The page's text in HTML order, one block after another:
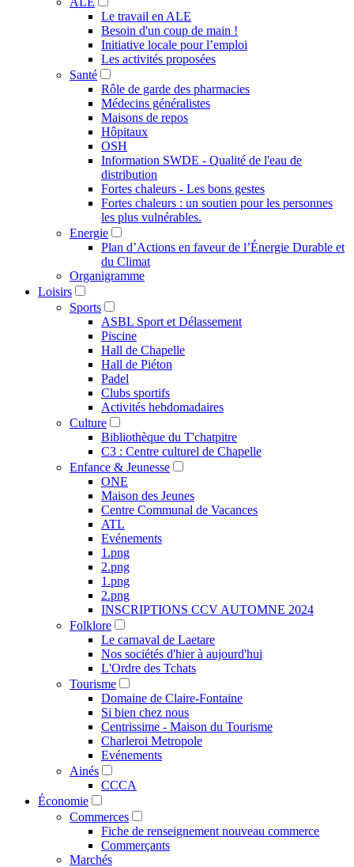
Le travail en ALE
Besoin d'un coup de main !
Initiative locale pour l’emploi
Les activités proposées
Santé
Rôle de garde des pharmacies
Médecins généralistes
Maisons de repos
Hôpitaux
OSH
Information SWDE - Qualité de l'eau de
distribution
Fortes chaleurs - Les bons gestes
Fortes chaleurs : un soutien pour les personnes
les plus vulnérables.
Energie
Plan d’Actions en faveur de l’Énergie Durable et
du Climat
Organigramme
Loisirs
Sports
ASBL Sport et Délassement
Piscine
Hall de Chapelle
Hall de Piéton
Padel
Clubs sportifs
Activités hebdomadaires
Culture
Bibliothèque du T'chatpitre
C3 : Centre culturel de Chapelle
Enfance & Jeunesse
ONE
Maison des Jeunes
Centre Communal de Vacances
ATL
Evénements
1.png
2.png
1.png
2.png
INSCRIPTIONS CCV AUTOMNE 2024
Folklore
Le carnaval de Laetare
Nos sociétés d'hier à aujourd'hui
L'Ordre des Tchats
Tourisme
Domaine de Claire-Fontaine
Si bien chez nous
Centrissime - Maison du Tourisme
Charleroi Metropole
Evénements
Ainés
CCCA
Économie
Commerces
Fiche de renseignement nouveau commerce
Commerçants
Marchés